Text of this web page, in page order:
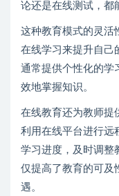
论还是在线测试，都
这种教育模式的灵活
在线学习来提升自己
通常提供个性化的学
效地掌握知识。
在线教育还为教师提
利用在线平台进行远
学习进度，及时调整
仅提高了教育的可及
遇。